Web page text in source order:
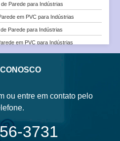
para Faculdades e Universidades
de Parede para Escolas
para Faculdades e Universidades
em PVC para Escolas
Parede para Indústrias
em PVC para Indústrias
Parede para Indústrias
em PVC para Indústrias
Parede para Indústrias
em PVC para Indústrias
em PVC para Indústrias
de Parede para Indústrias
de Parede em PVC para Indústrias
ou entre em contato pelo
3731